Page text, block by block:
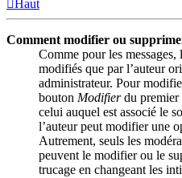
Haut
Comment modifier ou
Comme pour les messages,
modifiés que par l’auteur
administrateur. Pour
bouton Modifierdu premier
celui auquel est associé le
l’auteur peut modifier une
Autrement, seuls les
peuvent le modifier ou le
trucage en changeant les